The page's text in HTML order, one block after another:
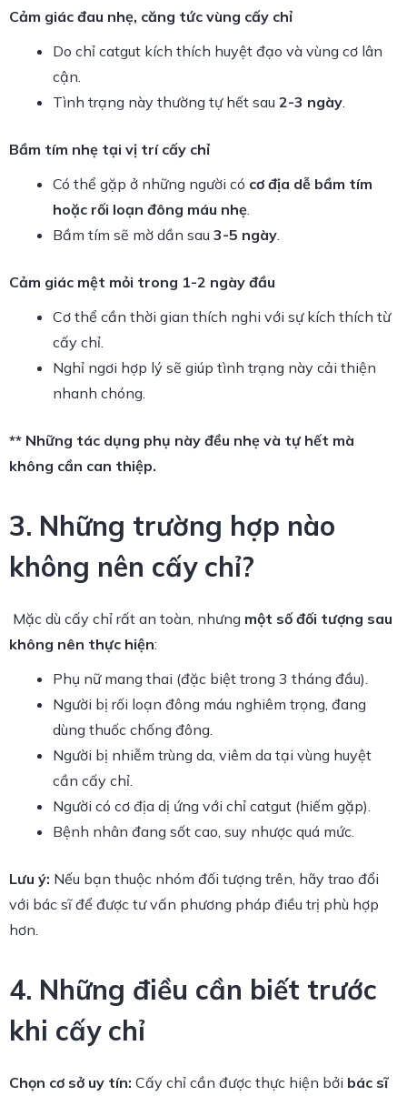
Cảm giác đau nhẹ, căng tức vùng cấy chỉ
Do chỉ catgut kích thích huyệt đạo và vùng cơ lân
cận.
Tình trạng này thường tự hết sau 2-3 ngày.
Bầm tím nhẹ tại vị trí cấy chỉ
Có thể gặp ở những người có cơ địa dễ bầm tím
hoặc rối loạn đông máu nhẹ.
Bầm tím sẽ mờ dần sau 3-5 ngày.
Cảm giác mệt mỏi trong 1-2 ngày đầu
Cơ thể cần thời gian thích nghi với sự kích thích từ
cấy chỉ.
Nghỉ ngơi hợp lý sẽ giúp tình trạng này cải thiện
nhanh chóng.
** Những tác dụng phụ này đều nhẹ và tự hết mà
không cần can thiệp.
3. Những trường hợp nào
không nên cấy chỉ?
Mặc dù cấy chỉ rất an toàn, nhưng một số đối tượng sau
không nên thực hiện:
Phụ nữ mang thai (đặc biệt trong 3 tháng đầu).
Người bị rối loạn đông máu nghiêm trọng, đang
dùng thuốc chống đông.
Người bị nhiễm trùng da, viêm da tại vùng huyệt
cần cấy chỉ.
Người có cơ địa dị ứng với chỉ catgut (hiếm gặp).
Bệnh nhân đang sốt cao, suy nhược quá mức.
Lưu ý: Nếu bạn thuộc nhóm đối tượng trên, hãy trao đổi
với bác sĩ để được tư vấn phương pháp điều trị phù hợp
hơn.
4. Những điều cần biết trước
khi cấy chỉ
Chọn cơ sở uy tín: Cấy chỉ cần được thực hiện bởi bác sĩ